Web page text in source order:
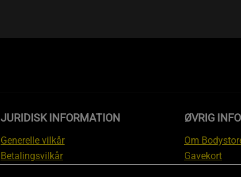
JURIDISK INFORMATION
Generelle vilkår
Betalingsvilkår
ØVRIG
Om
Gavekort